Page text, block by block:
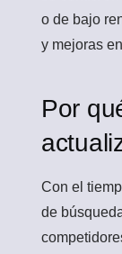
o de bajo
y mejoras
Por
Con el
de